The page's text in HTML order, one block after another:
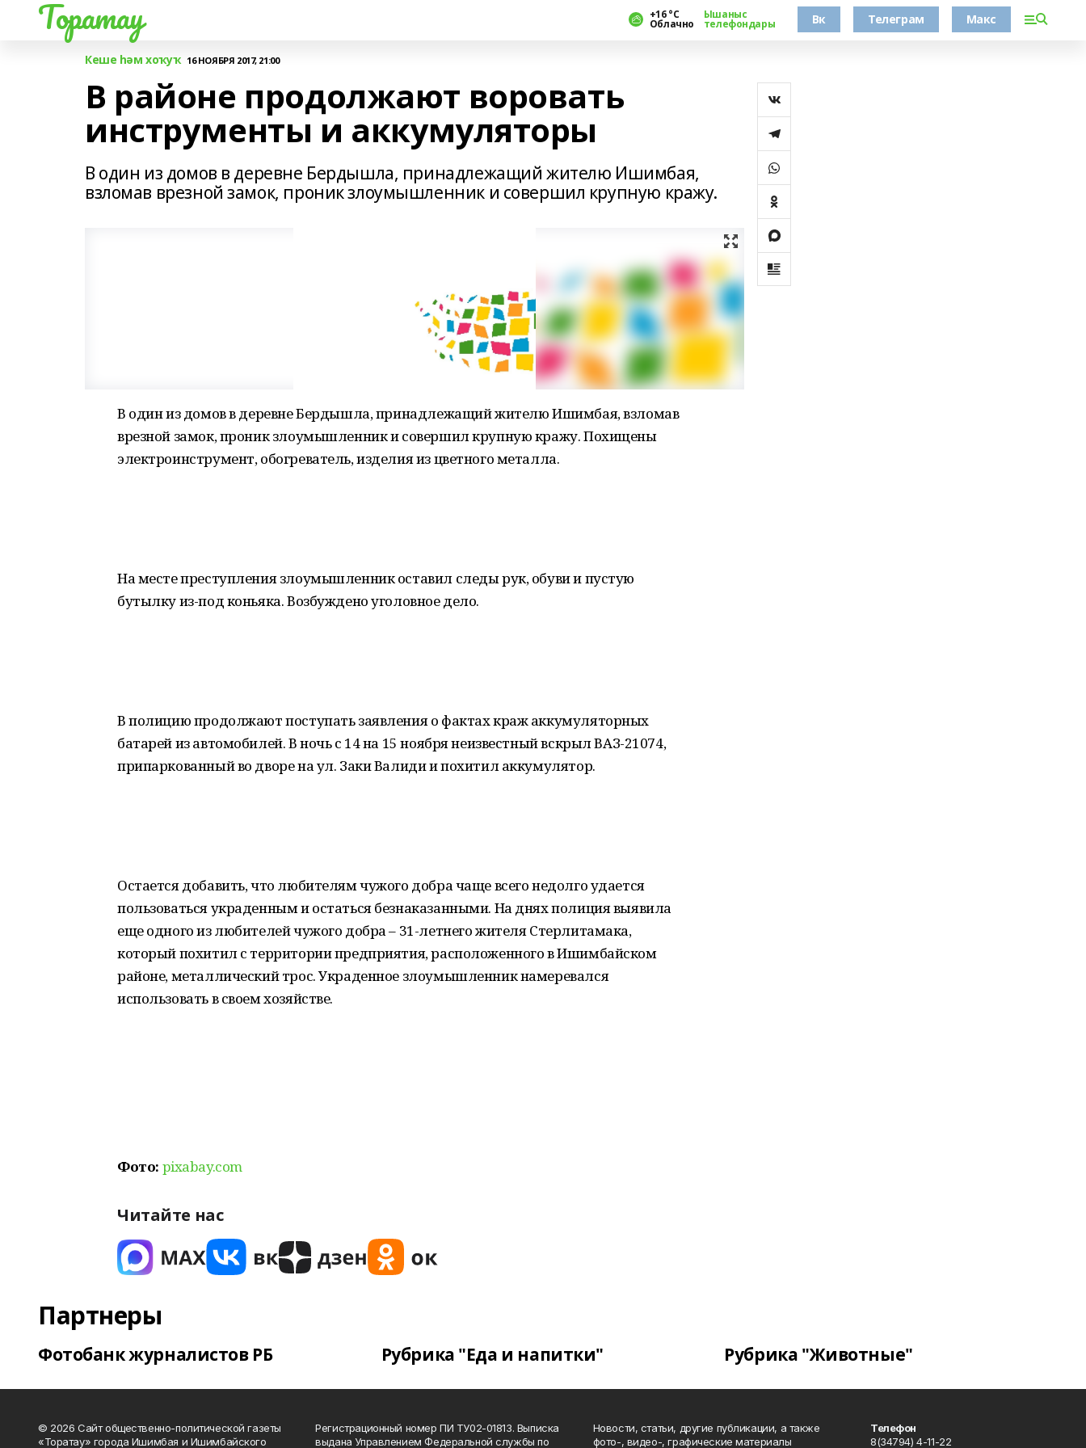
Торатау +16 °С
Облачно
Ышаныс
телефондары Вк Телеграм Макс
Кеше һәм хоҡуҡ 16 НОЯБРЯ 2017, 21:00
В районе продолжают воровать
инструменты и аккумуляторы
В один из домов в деревне Бердышла, принадлежащий жителю Ишимбая,
взломав врезной замок, проник злоумышленник и совершил крупную кражу.
В один из домов в деревне Бердышла, принадлежащий жителю Ишимбая, взломав
врезной замок, проник злоумышленник и совершил крупную кражу. Похищены
электроинструмент, обогреватель, изделия из цветного металла.
На месте преступления злоумышленник оставил следы рук, обуви и пустую
бутылку из-под коньяка. Возбуждено уголовное дело.
В полицию продолжают поступать заявления о фактах краж аккумуляторных
батарей из автомобилей. В ночь с 14 на 15 ноября неизвестный вскрыл ВАЗ-21074,
припаркованный во дворе на ул. Заки Валиди и похитил аккумулятор.
Остается добавить, что любителям чужого добра чаще всего недолго удается
пользоваться украденным и остаться безнаказанными. На днях полиция выявила
еще одного из любителей чужого добра – 31-летнего жителя Стерлитамака,
который похитил с территории предприятия, расположенного в Ишимбайском
районе, металлический трос. Украденное злоумышленник намеревался
использовать в своем хозяйстве.
Фото: pixabay.com
Читайте нас
Партнеры
Фотобанк журналистов РБ Рубрика "Еда и напитки" Рубрика "Животные"
© 2026 Сайт общественно-политической газеты
«Торатау» города Ишимбая и Ишимбайского
Регистрационный номер ПИ ТУ02-01813. Выписка
выдана Управлением Федеральной службы по
Новости, статьи, другие публикации, а также
фото-, видео-, графические материалы
Телефон
8(34794) 4-11-22